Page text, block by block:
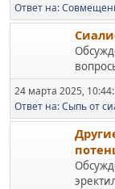
Ответ на:
24 марта 2025,
Ответ на: Сыпь от